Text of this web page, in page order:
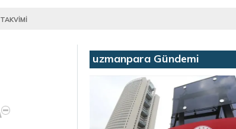
uzmanpara Gündemi